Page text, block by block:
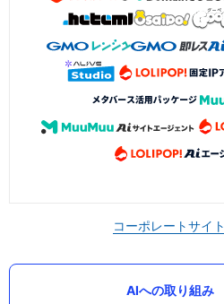
コーポレートサイト
AIへの取り組み